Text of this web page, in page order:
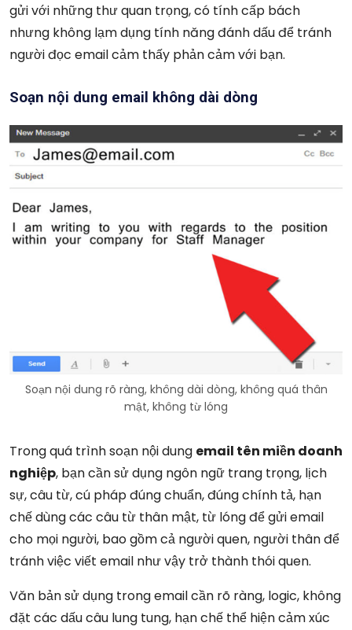
gửi với những thư quan trọng, có tính cấp bách
nhưng không lạm dụng tính năng đánh dấu để tránh
người đọc email cảm thấy phản cảm với bạn.
Soạn nội dung email không dài dòng
Soạn nội dung rõ ràng, không dài dòng, không quá thân
mật, không từ lóng
Trong quá trình soạn nội dung email tên miền doanh
nghiệp, bạn cần sử dụng ngôn ngữ trang trọng, lịch
sự, câu từ, cú pháp đúng chuẩn, đúng chính tả, hạn
chế dùng các câu từ thân mật, từ lóng để gửi email
cho mọi người, bao gồm cả người quen, người thân để
tránh việc viết email như vậy trở thành thói quen.
Văn bản sử dụng trong email cần rõ ràng, logic, không
đặt các dấu câu lung tung, hạn chế thể hiện cảm xúc